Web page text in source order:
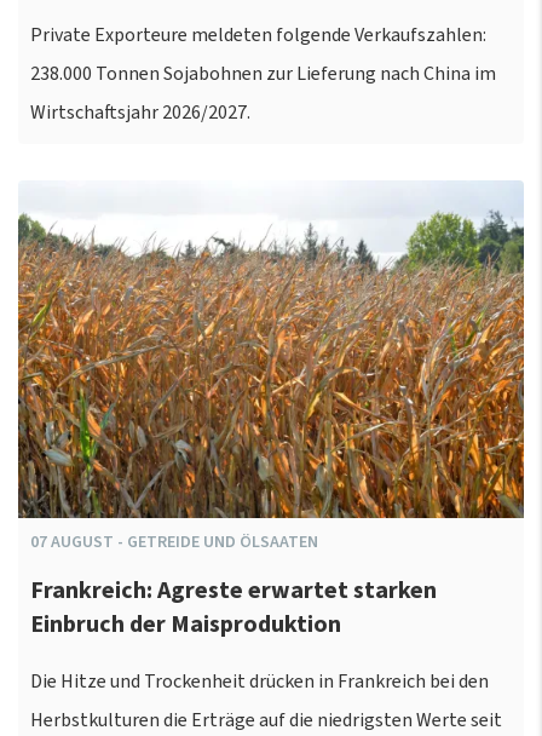
Private Exporteure meldeten folgende Verkaufszahlen:
238.000 Tonnen Sojabohnen zur Lieferung nach China im
Wirtschaftsjahr 2026/2027.
07AUGUST - GETREIDE UND ÖLSAATEN
Frankreich: Agreste erwartet starken
Einbruch der Maisproduktion
Die Hitze und Trockenheit drücken in Frankreich bei den
Herbstkulturen die Erträge auf die niedrigsten Werte seit